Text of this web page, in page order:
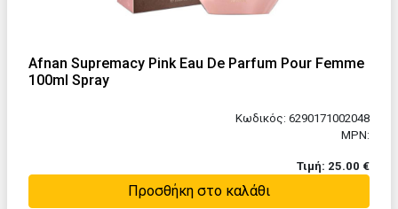
Afnan Supremacy Pink Eau De Parfum Pour Femme
100ml Spray
Κωδικός: 6290171002048
MPN:
Τιμή: 25.00 €
Προσθήκη στο καλάθι